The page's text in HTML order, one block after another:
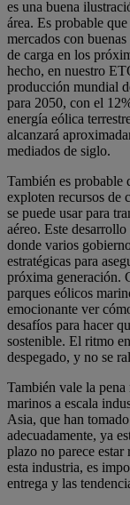
es una buena
área. Es probable
mercados con
de carga en los
hecho, en nuestro
producción mundial
para 2050, con el
energía eólica
alcanzará
mediados de siglo.
También es probable
exploten recursos de
se puede usar para
aéreo. Este
donde varios
estratégicas para
próxima generación.
parques eólicos
emocionante ver
desafíos para hacer
sostenible. El ritmo
despegado, y no se
También vale la
marinos a escala
Asia, que han
adecuadamente, ya
plazo no parece
esta industria, es
entrega y las